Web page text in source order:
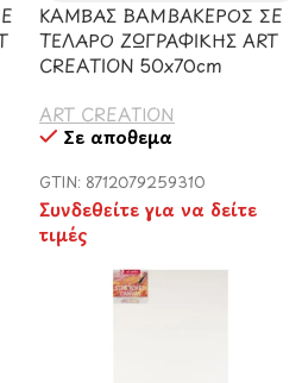
ΚΑΜΒΑΣ ΒΑΜΒΑΚΕΡΟΣ ΣΕ
ΤΕΛΑΡΟ ΖΩΓΡΑΦΙΚΗΣ ART
CREATION 50x70cm
ART CREATION
Σε απόθεμα
GTIN: 8712079259310
Συνδεθείτε για να δείτε
τιμές